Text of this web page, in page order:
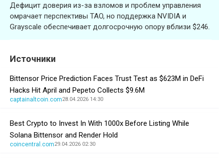
Дефицит доверия из-за взломов и проблем управления
омрачает перспективы TAO, но поддержка NVIDIA и
Grayscale обеспечивает долгосрочную опору вблизи $246.
Источники
Bittensor Price Prediction Faces Trust Test as $623M in DeFi
Hacks Hit April and Pepeto Collects $9.6M
captainaltcoin.com28.04.2026 14:30
Best Crypto to Invest In With 1000x Before Listing While
Solana Bittensor and Render Hold
coincentral.com29.04.2026 02:30